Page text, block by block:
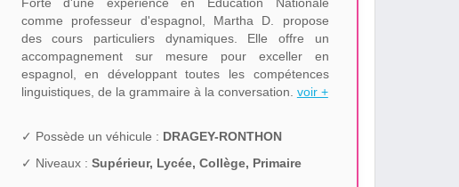
comme professeur d'espagnol, Martha D. propose
des cours particuliers dynamiques. Elle offre un
accompagnement sur mesure pour exceller en
espagnol, en développant toutes les compétences
linguistiques, de la grammaire à la conversation. voir +
✓ Possède un véhicule : DRAGEY-RONTHON
✓ Niveaux : Supérieur, Lycée, Collège, Primaire